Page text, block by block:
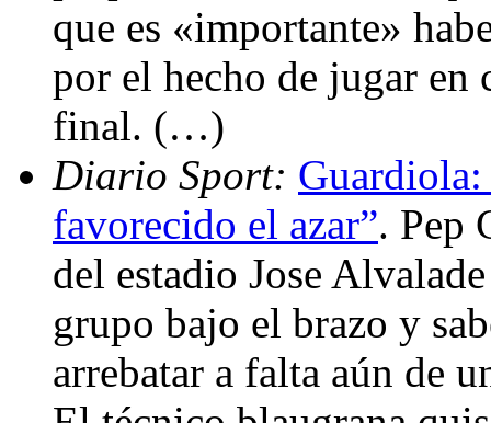
que es «importante»
por el hecho de jugar en
final. (…)
Diario Sport: Guardiola:
favorecido el azar”. Pep
del estadio Jose
grupo bajo el brazo y
arrebatar a falta aún de